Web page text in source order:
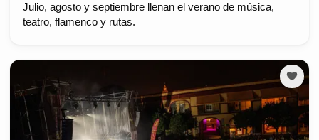
Julio, agosto y septiembre llenan el verano de música,
teatro, flamenco y rutas.